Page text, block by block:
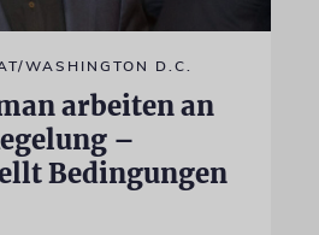
WASHINGTON D.C.
arbeiten an
–
Bedingungen